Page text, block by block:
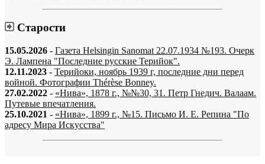
Старости
15.05.2026 - Газета Helsingin Sanomat 22.07.1934 №193. Очерк
Э. Лампена "Последние русские Терийок".
12.11.2023 - Терийоки, ноябрь 1939 г, последние дни перед
войной. Фотографии Thérèse Bonney.
27.02.2022 - «Нива», 1878 г., №№30, 31. Петр Гнедич. Валаам.
Путевые впечатления.
25.10.2021 - «Нива», 1899 г., №15. Письмо И. Е. Репина "По
адресу Мира Искусства"